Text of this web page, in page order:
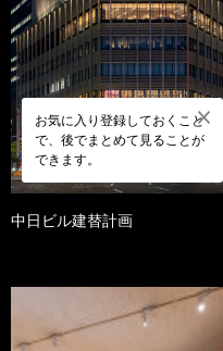
お気に入り登録しておくこと
で、後でまとめて見ることが
できます。
中日ビル建替計画